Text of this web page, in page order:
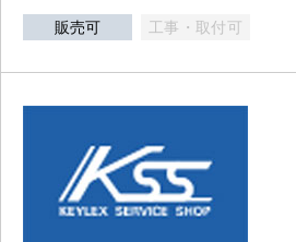
販売可 工事・取付可